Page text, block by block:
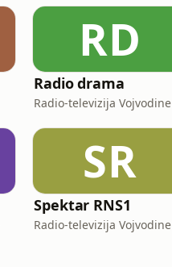
RD
Radio drama
Radio-televizija Vojvodine
SR
Spektar RNS1
Radio-televizija Vojvodine